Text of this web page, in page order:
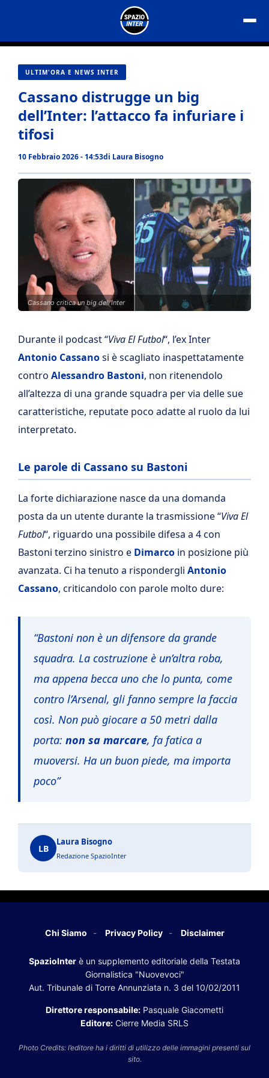
contenuto
ULTIM'ORA E NEWS INTER
Cassano distrugge un big
dell’Inter: l’attacco fa infuriare i
tifosi
10 Febbraio 2026 - 14:53di Laura Bisogno
Cassano critica un big dell'Inter
Durante il podcast “Viva El Futbol“, l’ex Inter
Antonio Cassanosi è scagliato inaspettatamente
contro Alessandro Bastoni, non ritenendolo
all’altezza di una grande squadra per via delle sue
caratteristiche, reputate poco adatte al ruolo da lui
interpretato.
Le parole di Cassano su Bastoni
La forte dichiarazione nasce da una domanda
posta da un utente durante la trasmissione “Viva El
Futbol“, riguardo una possibile difesa a 4 con
Bastoni terzino sinistro e Dimarco in posizione più
avanzata. Ci ha tenuto a rispondergli Antonio
Cassano, criticandolo con parole molto dure:
“Bastoni non è un difensore da grande
squadra. La costruzione è un’altra roba,
ma appena becca uno che lo punta, come
contro l’Arsenal, gli fanno sempre la faccia
così. Non può giocare a 50 metri dalla
porta: non sa marcare, fa fatica a
muoversi. Ha un buon piede, ma importa
poco”
LB
Laura Bisogno
Redazione SpazioInter
Chi Siamo Privacy Policy Disclaimer
SpazioInter è un supplemento editoriale della Testata
Giornalistica "Nuovevoci"
Aut. Tribunale di Torre Annunziata n. 3 del 10/02/2011
Direttore responsabile: Pasquale Giacometti
Editore: Cierre Media SRLS
Photo Credits: l’editore ha i diritti di utilizzo delle immagini presenti sul
sito.